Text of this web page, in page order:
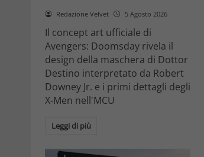
Redazione Velvet 5 Agosto 2026
Il concept art ufficiale di
Avengers: Doomsday rivela il
design della maschera di Dottor
Destino interpretato da Robert
Downey Jr. e i primi dettagli degli
X-Men nell'MCU
Leggi di più